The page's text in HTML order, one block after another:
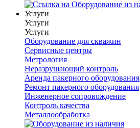
Услуги
Услуги
Услуги
Оборудование для скважин
Сервисные центры
Метрология
Неразрушающий контроль
Аренда пакерного оборудования
Ремонт пакерного оборудования
Инженерное сопровождение
Контроль качества
Металлообработка